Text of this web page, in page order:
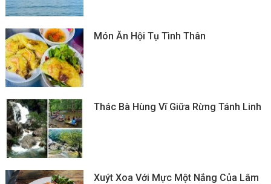
Món Ăn Hội Tụ Tình Thân
Thác Bà Hùng Vĩ Giữa Rừng Tánh Linh
Xuýt Xoa Với Mực Một Nắng Của Lâm